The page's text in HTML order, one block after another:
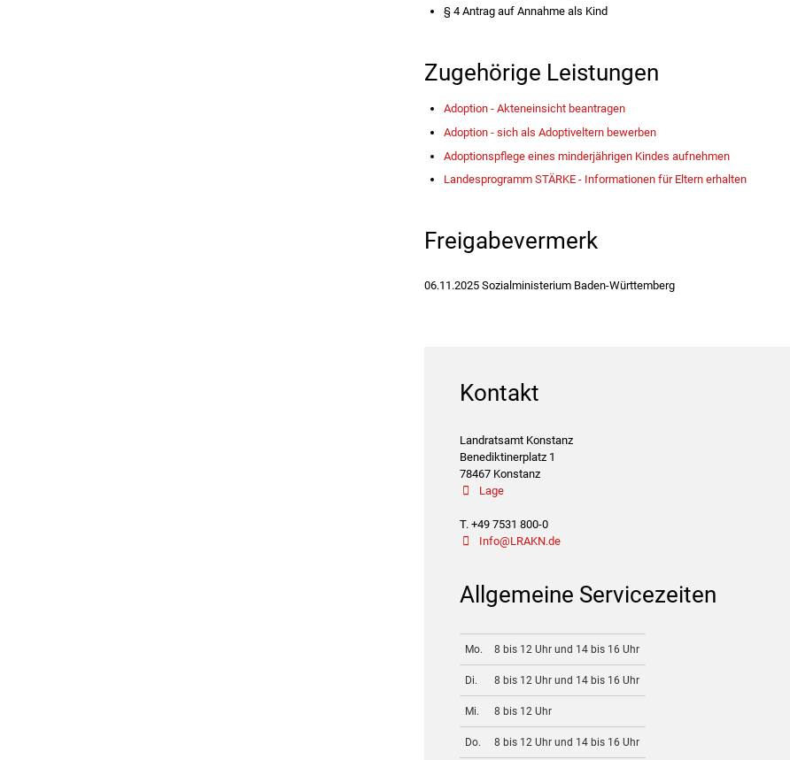
§ 4Antrag auf Annahme als Kind
Zugehörige Leistungen
Adoption - Akteneinsicht beantragen
Adoption - sich als Adoptiveltern bewerben
Adoptionspflege eines minderjährigen Kindes aufnehmen
Landesprogramm STÄRKE - Informationen für Eltern erhalten
Freigabevermerk
06.11.2025 Sozialministerium Baden-Württemberg
Kontakt
Landratsamt Konstanz
Benediktinerplatz 1
78467 Konstanz
Lage
T. +49 7531 800-0
Info@LRAKN.de
Allgemeine Servicezeiten
Mo. 8 bis 12 Uhr und 14 bis 16 Uhr
Di. 8 bis 12 Uhr und 14 bis 16 Uhr
Mi. 8 bis 12 Uhr
Do. 8 bis 12 Uhr und 14 bis 16 Uhr